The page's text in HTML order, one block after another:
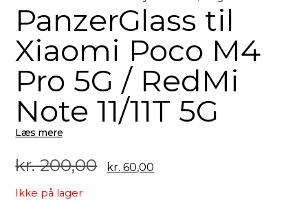
PanzerGlass til
Xiaomi Poco M4
Pro 5G / RedMi
Note 11/11T 5G
Læs mere
kr.200,00 kr. 60,00
Ikke på lager